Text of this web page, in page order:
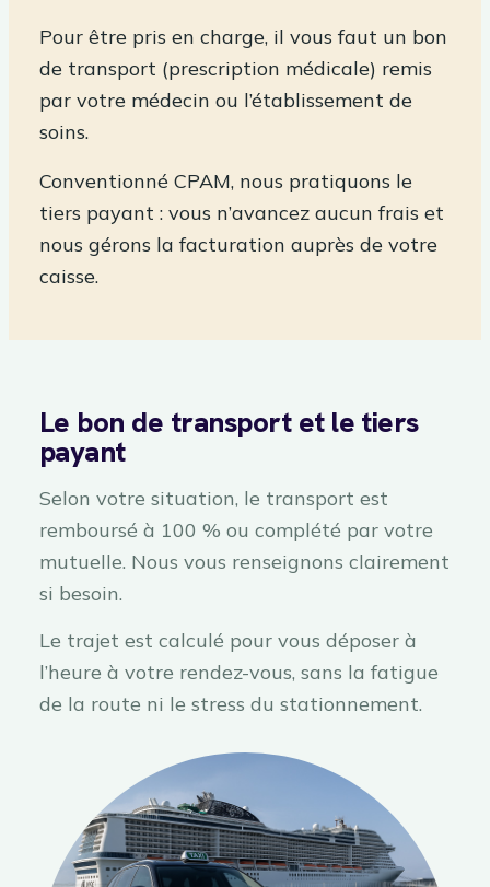
Pour être pris en charge, il vous faut un bon
de transport (prescription médicale) remis
par votre médecin ou l’établissement de
soins.
Conventionné CPAM, nous pratiquons le
tiers payant : vous n’avancez aucun frais et
nous gérons la facturation auprès de votre
caisse.
Le bon de transport et le tiers
payant
Selon votre situation, le transport est
remboursé à 100 % ou complété par votre
mutuelle. Nous vous renseignons clairement
si besoin.
Le trajet est calculé pour vous déposer à
l’heure à votre rendez-vous, sans la fatigue
de la route ni le stress du stationnement.